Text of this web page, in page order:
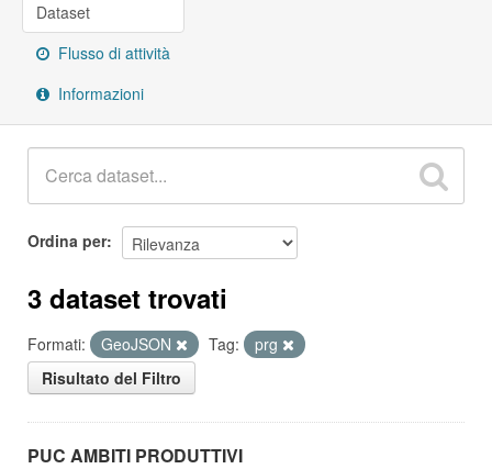
Dataset
Flusso di attività
Informazioni
Ordina per
3 dataset trovati
Formati: GeoJSON Tag:
prg
Risultato del Filtro
PUC AMBITI PRODUTTIVI